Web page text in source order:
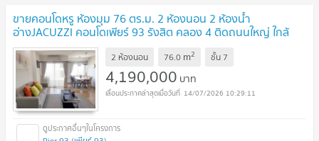
ขายคอนโดหรู ห้องมุม 76 ตร.ม. 2 ห้องนอน 2 ห้องน้ำ
อ่างJACUZZI คอนโดเพียร์ 93 รังสิต คลอง 4 ติดถนนใหญ่ ใกล้
วงแหวน ทางด่วน สนามกอล์ฟกรุงกวี รับเอเจนท์
2 ห้องนอน 76.0 m2 ชั้น 7
4,190,000 บาท
14/07/2026 10:29:11